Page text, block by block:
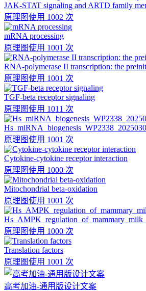
JAK-STAT signaling and ARTD family
原理图使用 1002 次
mRNA processing
原理图使用 1001 次
RNA-polymerase II transcription: the
原理图使用 1001 次
TGF-beta receptor signaling
原理图使用 1011 次
原理图使用 1001 次
Cytokine-cytokine receptor interaction
原理图使用 1000 次
Mitochondrial beta-oxidation
原理图使用 1001 次
原理图使用 1000 次
Translation factors
原理图使用 1001 次
高考加油-通用版设计文案